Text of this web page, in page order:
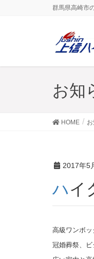
群馬県高崎市
お知
HOME
2017年5
ハ
高級ワンボ
冠婚葬祭、ビ